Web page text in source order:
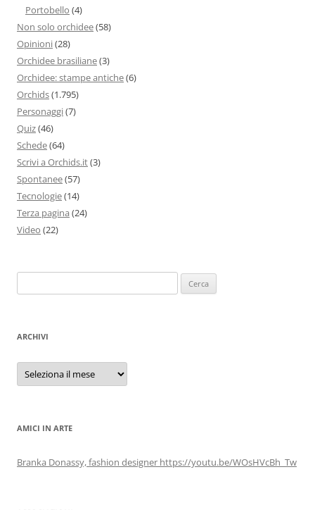
Portobello (4)
Non solo orchidee(58)
Opinioni(28)
Orchidee brasiliane(3)
Orchidee: stampe antiche(6)
Orchids(1.795)
Personaggi(7)
Quiz(46)
Schede(64)
Scrivi a Orchids.it(3)
Spontanee(57)
Tecnologie(14)
Terza pagina (24)
Video (22)
per:
ARCHIVI
Archivi
AMICI IN ARTE
Branka Donassy, fashion designer https://youtu.be/WOsHVcBh_Tw